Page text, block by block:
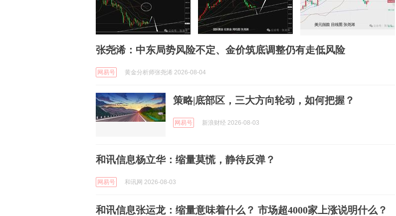
张尧浠：中东局势风险不定、金价筑底调整仍有走低风险
网易号 黄金分析师张尧浠 2026-08-04
策略|底部区，三大方向轮动，如何把握？
网易号 新浪财经 2026-08-03
和讯信息杨立华：缩量莫慌，静待反弹？
网易号 和讯网 2026-08-03
和讯信息张运龙：缩量意味着什么？ 市场超4000家上涨说明什么？